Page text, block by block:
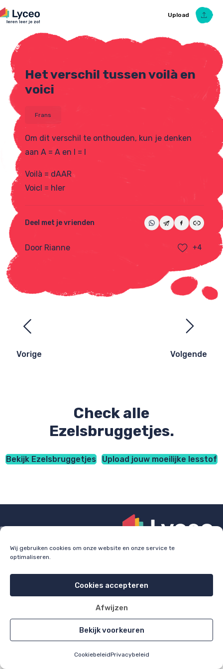
Wij gebruiken cookies om onze website en onze service te
optimaliseren.
Cookies accepteren
Afwijzen
Bekijk voorkeuren
CookiebeleidPrivacybeleid
Upload
Upload Ezelsbruggetje
Het verschil tussen voilà en
voici
Frans
Om dit verschil te onthouden, kun je denken
aan A = A en I = I
Voilà = dAAR
VoicI = hIer
Deel met je vrienden
Door Rianne +4
Ezelsbruggetjes
navigatie
Vorige Volgende
Check alle
Ezelsbruggetjes.
Bekijk Ezelsbruggetjes Upload jouw moeilijke lesstof
examentraining.
All rights reserved 2026
Alle items